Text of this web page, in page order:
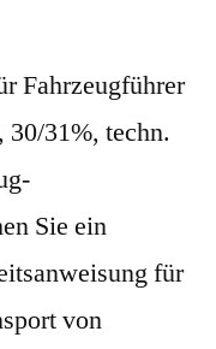
Fahrzeugführer
30/31%, techn.
Sie ein
für
von